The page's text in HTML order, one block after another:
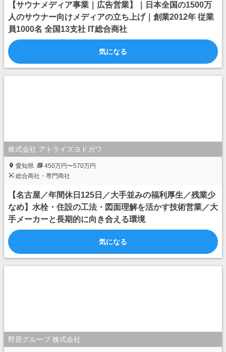
【サウナメディア事業｜広告営業】｜日本全国の1500万
人のサウナー向けメディアの立ち上げ｜創業2012年 従業
員1000名 全国13支社 IT総合商社
気になる
株式会社 アトライズヨドガワ
愛知県
450万円〜570万円
総合商社・専門商社
【名古屋／年間休日125日／大手並みの福利厚生／残業少
なめ】水栓・住設の工法・図面理解を活かす技術営業／大
手メーカーと長期的に向き合える環境
気になる
野原グループ 株式会社